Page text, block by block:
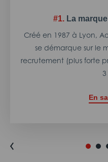
#1. La
Créé en 1987 à Lyon,
se démarque sur le
recrutement (plus forte
3
En